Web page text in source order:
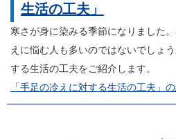
生活の工夫」
寒さが身に染みる季節になりました
えに悩む人も多いのではないでしょ
する生活の工夫をご紹介します。
「手足の冷えに対する生活の工夫」